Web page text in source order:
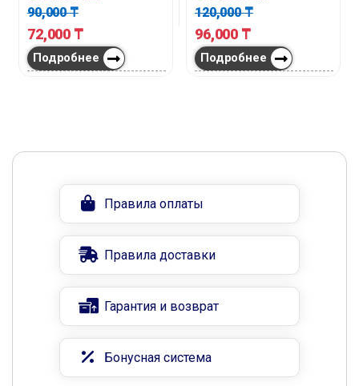
90,000₸
72,000 ₸
Подробнее
120,000₸
96,000 ₸
Подробнее
Правила оплаты
Правила доставки
Гарантия и возврат
Бонусная система